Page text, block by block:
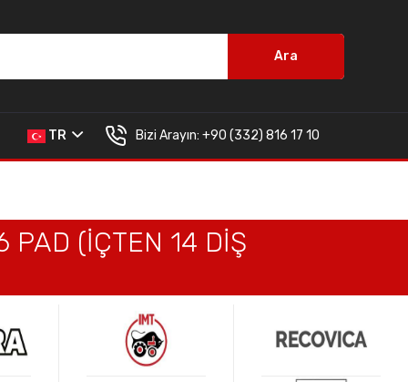
Ara
TR Bizi Arayın: +90 (332) 816 17 10
PAD (İÇTEN 14 DİŞ